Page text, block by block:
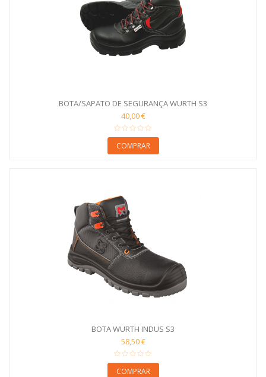
BOTA/SAPATO DE SEGURANÇA WURTH S3
40,00 €
COMPRAR
BOTA WURTH INDUS S3
58,50 €
COMPRAR